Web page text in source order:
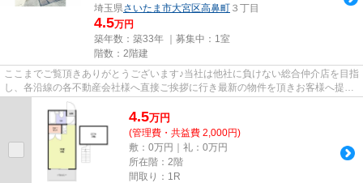
埼玉県さいたま市大宮区高鼻町 ３丁目
4.5万円
築年数：築33年 ｜募集中： 1室
階数：2階建
ここまでご覧頂きありがとうございます♪当社は他社に負けない総合仲介店を目指
し、各沿線の各不動産会社様へ直接ご挨拶に行き最新の物件を頂きお客様へ提供
しております！最新の情報は...
4.5万円
(管理費・共益費 2,000円)
敷：0万円｜礼：0万円
所在階：2階
間取り：1R